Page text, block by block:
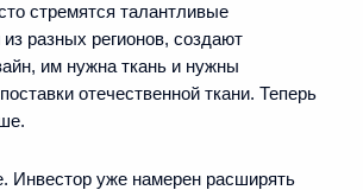
стремятся талантливые
разных регионов, создают
им нужна ткань и нужны
отечественной ткани. Теперь
Инвестор уже намерен расширять